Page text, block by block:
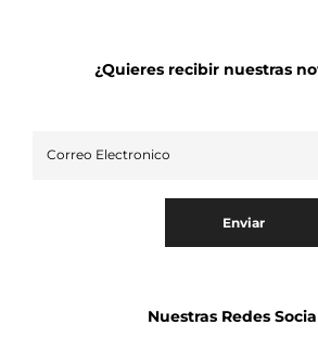
¿Quieres recibir nuestras
Enviar
Nuestras Redes